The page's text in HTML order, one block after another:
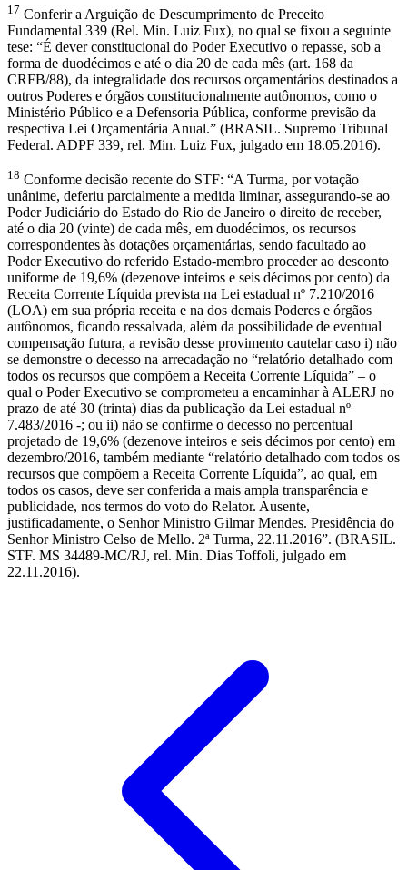
17 Conferir a Arguição de Descumprimento de Preceito
Fundamental 339 (Rel. Min. Luiz Fux), no qual se fixou a seguinte
tese: “É dever constitucional do Poder Executivo o repasse, sob a
forma de duodécimos e até o dia 20 de cada mês (art. 168 da
CRFB/88), da integralidade dos recursos orçamentários destinados a
outros Poderes e órgãos constitucionalmente autônomos, como o
Ministério Público e a Defensoria Pública, conforme previsão da
respectiva Lei Orçamentária Anual.” (BRASIL. Supremo Tribunal
Federal. ADPF 339, rel. Min. Luiz Fux, julgado em 18.05.2016).
18 Conforme decisão recente do STF: “A Turma, por votação
unânime, deferiu parcialmente a medida liminar, assegurando-se ao
Poder Judiciário do Estado do Rio de Janeiro o direito de receber,
até o dia 20 (vinte) de cada mês, em duodécimos, os recursos
correspondentes às dotações orçamentárias, sendo facultado ao
Poder Executivo do referido Estado-membro proceder ao desconto
uniforme de 19,6% (dezenove inteiros e seis décimos por cento) da
Receita Corrente Líquida prevista na Lei estadual nº 7.210/2016
(LOA) em sua própria receita e na dos demais Poderes e órgãos
autônomos, ficando ressalvada, além da possibilidade de eventual
compensação futura, a revisão desse provimento cautelar caso i) não
se demonstre o decesso na arrecadação no “relatório detalhado com
todos os recursos que compõem a Receita Corrente Líquida” – o
qual o Poder Executivo se comprometeu a encaminhar à ALERJ no
prazo de até 30 (trinta) dias da publicação da Lei estadual nº
7.483/2016 -; ou ii) não se confirme o decesso no percentual
projetado de 19,6% (dezenove inteiros e seis décimos por cento) em
dezembro/2016, também mediante “relatório detalhado com todos os
recursos que compõem a Receita Corrente Líquida”, ao qual, em
todos os casos, deve ser conferida a mais ampla transparência e
publicidade, nos termos do voto do Relator. Ausente,
justificadamente, o Senhor Ministro Gilmar Mendes. Presidência do
Senhor Ministro Celso de Mello. 2ª Turma, 22.11.2016”. (BRASIL.
STF. MS 34489-MC/RJ, rel. Min. Dias Toffoli, julgado em
22.11.2016).